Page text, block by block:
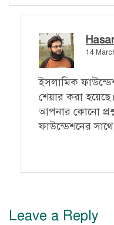
14
ইসলামিক
শেয়ার করা
আপনার কোনো
ফাউন্ডেশনের
Leave a Reply